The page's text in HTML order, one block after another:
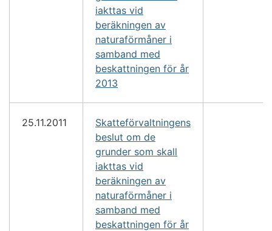
iakttas vid
beräkningen av
naturaförmåner i
samband med
beskattningen för år
2013
25.11.2011
Skatteförvaltningens
beslut om de
grunder som skall
iakttas vid
beräkningen av
naturaförmåner i
samband med
beskattningen för år